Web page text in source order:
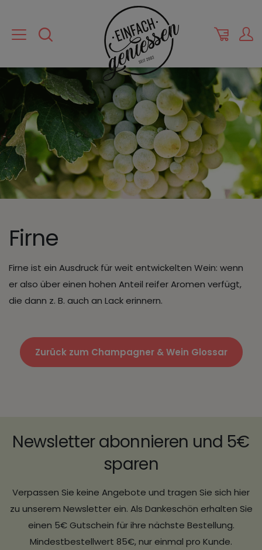
Firne
Firne ist ein Ausdruck für weit entwickelten Wein: wenn
er also über einen hohen Anteil reifer Aromen verfügt,
die dann z. B. auch an Lack erinnern.
Zurück zum Champagner & Wein Glossar
Newsletter abonnieren und 5€
sparen
Verpassen Sie keine Angebote und tragen Sie sich hier
zu unserem Newsletter ein. Als Dankeschön erhalten Sie
einen 5€ Gutschein für ihre nächste Bestellung.
Mindestbestellwert 85€, nur einmal pro Kunde.